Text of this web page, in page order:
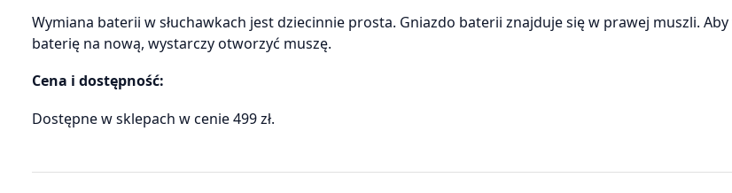
Wymiana baterii w słuchawkach jest dziecinnie prosta. Gniazdo baterii znajduje się w prawej muszli.
baterię na nową, wystarczy otworzyć muszę.
Cena i dostępność:
Dostępne w sklepach w cenie 499 zł.